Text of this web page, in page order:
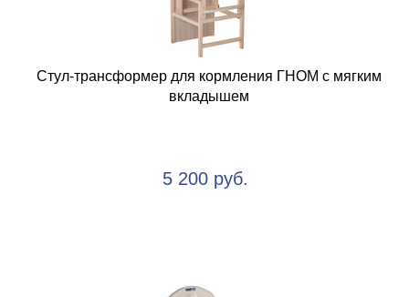
Стул-трансформер для кормления ГНОМ с мягким
вкладышем
5 200 руб.